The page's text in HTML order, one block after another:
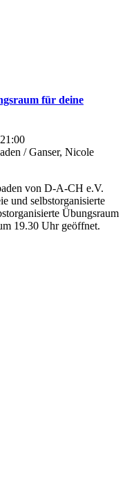
für deine
21:00
/ Ganser, Nicole
von D-A-CH e.V.
und selbstorganisierte
Übungsraum
19.30 Uhr geöffnet.